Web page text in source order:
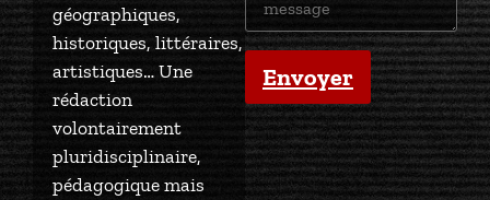
géographiques,
historiques, littéraires,
artistiques… Une
rédaction
volontairement
pluridisciplinaire,
pédagogique mais
Envoyer